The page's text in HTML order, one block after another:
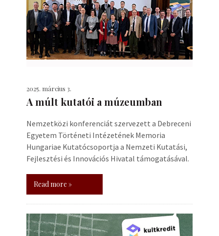
2025. március 3.
A múlt kutatói a múzeumban
Nemzetközi konferenciát szervezett a Debreceni
Egyetem Történeti Intézetének Memoria
Hungariae Kutatócsoportja a Nemzeti Kutatási,
Fejlesztési és Innovációs Hivatal támogatásával.
Read more »